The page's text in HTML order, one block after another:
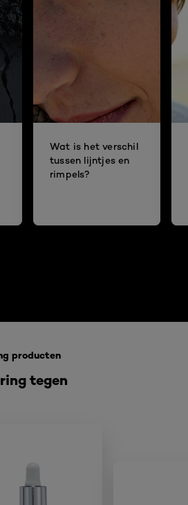
Wat is het verschil
tussen lijntjes en
rimpels?
tegen
producten